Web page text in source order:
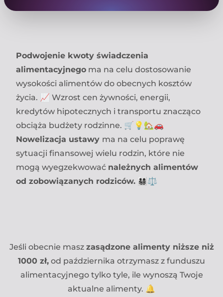
Podwojenie kwoty świadczenia
alimentacyjnego ma na celu dostosowanie
wysokości alimentów do obecnych kosztów
życia. 📈 Wzrost cen żywności, energii,
kredytów hipotecznych i transportu znacząco
obciąża budżety rodzinne. 🛒💡🏡🚗
Nowelizacja ustawy ma na celu poprawę
sytuacji finansowej wielu rodzin, które nie
mogą wyegzekwować należnych alimentów
od zobowiązanych rodziców. 👨‍👩‍👧‍👦⚖️
Jeśli obecnie masz zasądzone alimenty niższe niż
1000 zł, od października otrzymasz z funduszu
alimentacyjnego tylko tyle, ile wynoszą Twoje
aktualne alimenty. 🔔